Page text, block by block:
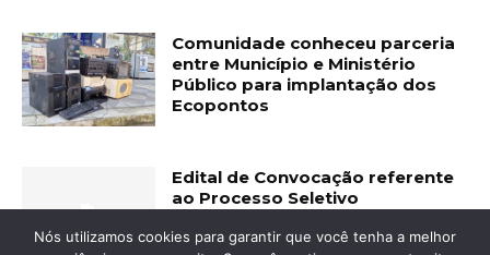
Comunidade conheceu parceria
entre Município e Ministério
Público para implantação dos
Ecopontos
Edital de Convocação referente
ao Processo Seletivo
Nós utilizamos cookies para garantir que você tenha a melhor